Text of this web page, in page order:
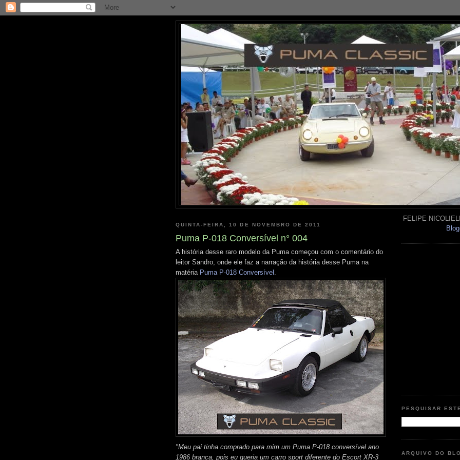
QUINTA-FEIRA, 10 DE NOVEMBRO DE 2011
Puma P-018 Conversível n° 004
A história desse raro modelo da Puma começou com o comentário do
leitor Sandro, onde ele faz a narração da história desse Puma na
matéria Puma P-018 Conversível
"Meu pai tinha comprado para mim um Puma P-018 conversível ano
1986 branca, pois eu queria um carro sport diferente do Escort XR-3
FELIPE
PESQUISAR
ARQUIVO DO